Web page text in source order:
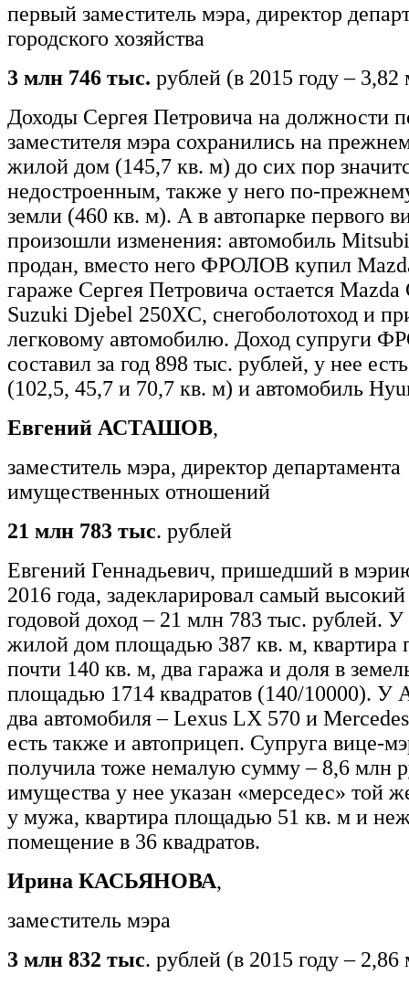
первый заместитель мэра, директор
городского хозяйства
3 млн 746 тыс. рублей (в 2015 году –
Доходы Сергея Петровича на должности
заместителя мэра сохранились на
жилой дом (145,7 кв. м) до сих пор
недостроенным, также у него по-
земли (460 кв. м). А в автопарке первого
произошли изменения: автомобиль
продан, вместо него ФРОЛОВ купил
гараже Сергея Петровича остается
Suzuki Djebel 250XС, снегоболотоход и
легковому автомобилю. Доход супруги
составил за год 898 тыс. рублей, у нее
(102,5, 45,7 и 70,7 кв. м) и автомобиль
Евгений АСТАШОВ,
заместитель мэра, директор департамента
имущественных отношений
21 млн 783 тыс. рублей
Евгений Геннадьевич, пришедший в
2016 года, задекларировал самый
годовой доход – 21 млн 783 тыс. рублей. У
жилой дом площадью 387 кв. м, квартира
почти 140 кв. м, два гаража и доля в
площадью 1714 квадратов (140/10000).
два автомобиля – Lexus LX 570 и
есть также и автоприцеп. Супруга вице-
получила тоже немалую сумму – 8,6 млн
имущества у нее указан «мерседес» той
у мужа, квартира площадью 51 кв. м и
помещение в 36 квадратов.
Ирина КАСЬЯНОВА,
заместитель мэра
3 млн 832 тыс. рублей (в 2015 году –